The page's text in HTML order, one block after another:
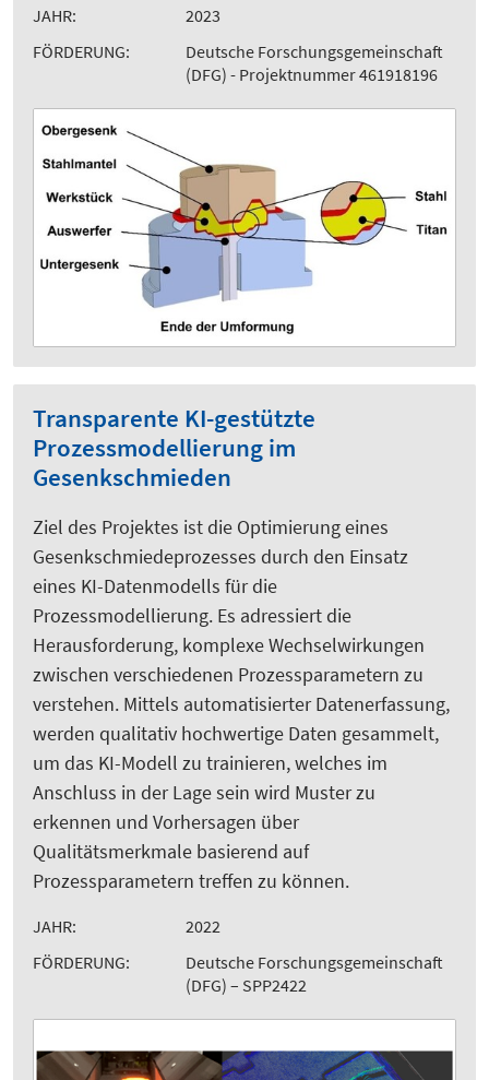
JAHR:
2023
FÖRDERUNG:
Deutsche Forschungsgemeinschaft
(DFG) - Projektnummer 461918196
Transparente KI-gestützte
Prozessmodellierung im
Gesenkschmieden
Ziel des Projektes ist die Optimierung eines
Gesenkschmiedeprozesses durch den Einsatz
eines KI-Datenmodells für die
Prozessmodellierung. Es adressiert die
Herausforderung, komplexe Wechselwirkungen
zwischen verschiedenen Prozessparametern zu
verstehen. Mittels automatisierter Datenerfassung,
werden qualitativ hochwertige Daten gesammelt,
um das KI-Modell zu trainieren, welches im
Anschluss in der Lage sein wird Muster zu
erkennen und Vorhersagen über
Qualitätsmerkmale basierend auf
Prozessparametern treffen zu können.
JAHR:
2022
FÖRDERUNG:
Deutsche Forschungsgemeinschaft
(DFG) – SPP2422